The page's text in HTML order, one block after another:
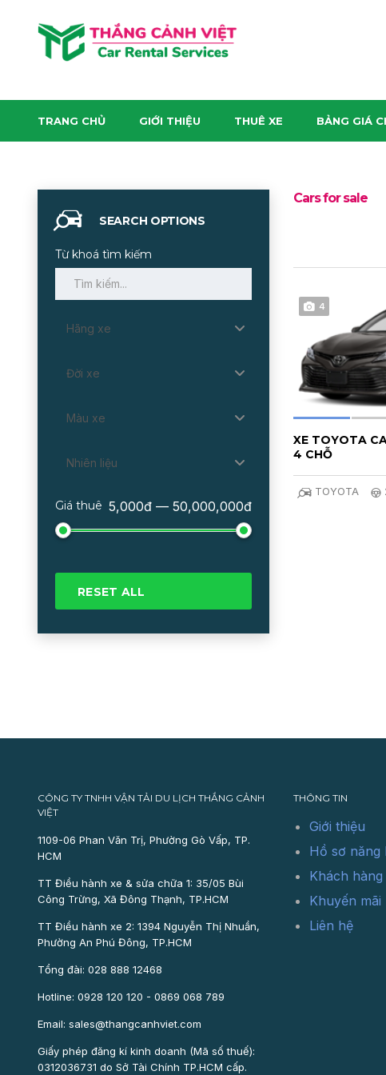
TRANG CHỦ GIỚI THIỆU THUÊ XE BẢNG GIÁ
SEARCH OPTIONS
Từ khoá tìm kiếm
Hãng xe
Đời xe
Màu xe
Nhiên liệu
Giá thuê 5,000đ — 50,000,000đ
RESET ALL
Cars for sale
4
XE TOYOTA
4 CHỖ
TOYOTA
CÔNG TY TNHH VẬN TẢI DU LỊCH THẮNG CẢNH
VIỆT
1109-06 Phan Văn Trị, Phường Gò Vấp, TP.
HCM
TT Điều hành xe & sửa chữa 1: 35/05 Bùi
Công Trừng, Xã Đông Thạnh, TP.HCM
TT Điều hành xe 2: 1394 Nguyễn Thị Nhuần,
Phường An Phú Đông, TP.HCM
Tổng đài: 028 888 12468
Hotline: 0928 120 120 - 0869 068 789
Email: sales@thangcanhviet.com
Giấy phép đăng kí kinh doanh (Mã số thuế):
0312036731 do Sở Tài Chính TP.HCM cấp.
THÔNG TIN
Giới thiệu
Hồ sơ năng
Khách hàng
Khuyến mãi
Liên hệ